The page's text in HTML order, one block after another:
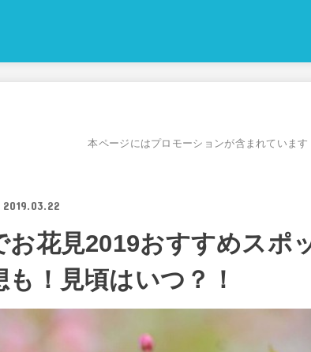
本ページにはプロモーションが含まれています
2019.03.22
お花見2019おすすめスポ
も！見頃はいつ？！